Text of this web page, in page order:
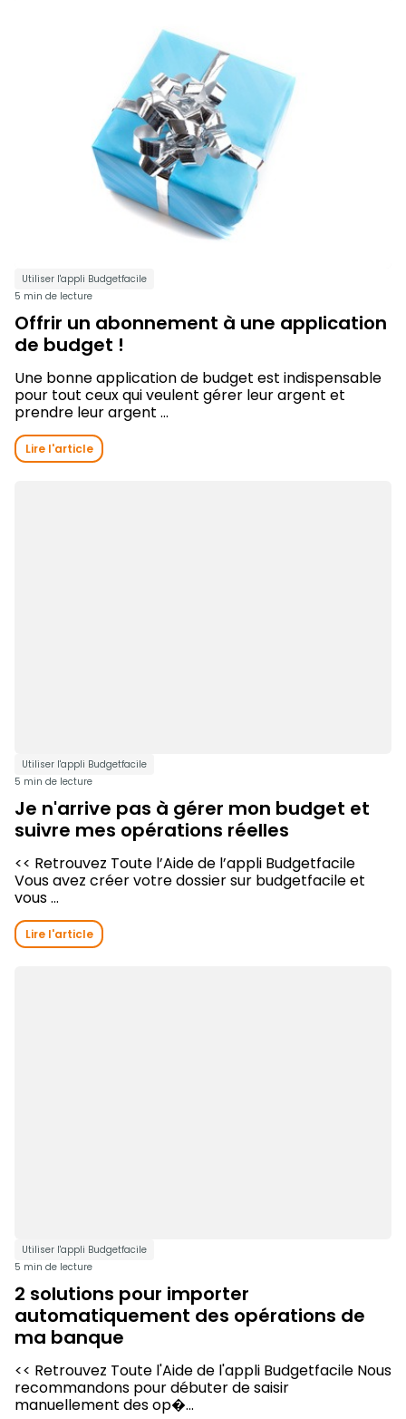
Utiliser l'appli Budgetfacile
5 min de lecture
Offrir un abonnement à une application
de budget !
Une bonne application de budget est indispensable
pour tout ceux qui veulent gérer leur argent et
prendre leur argent ...
Lire l'article
Utiliser l'appli Budgetfacile
5 min de lecture
Je n'arrive pas à gérer mon budget et
suivre mes opérations réelles
<< Retrouvez Toute l’Aide de l’appli Budgetfacile
Vous avez créer votre dossier sur budgetfacile et
vous ...
Lire l'article
Utiliser l'appli Budgetfacile
5 min de lecture
2 solutions pour importer
automatiquement des opérations de
ma banque
<< Retrouvez Toute l'Aide de l'appli Budgetfacile Nous
recommandons pour débuter de saisir
manuellement des op�...